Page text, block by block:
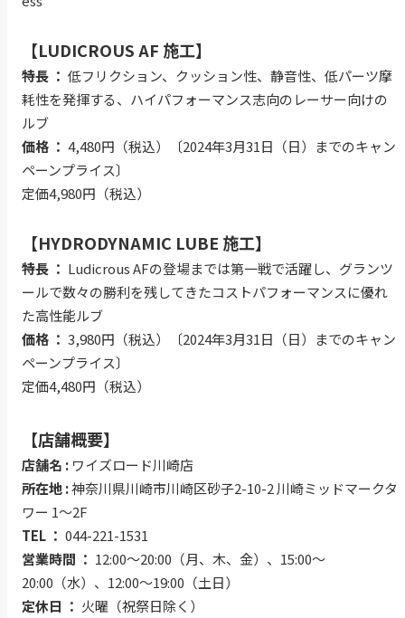
【LUDICROUS AF 施工】
特長 ： 低フリクション、クッション性、静音性、低パーツ摩
耗性を発揮する、ハイパフォーマンス志向のレーサー向けの
ルブ
価格 ： 4,480円（税込）〔2024年3月31日（日）までのキャン
ペーンプライス〕
定価4,980円（税込）
【HYDRODYNAMIC LUBE 施工】
特長 ： Ludicrous AFの登場までは第一戦で活躍し、グランツ
ールで数々の勝利を残してきたコストパフォーマンスに優れ
た高性能ルブ
価格 ： 3,980円（税込）〔2024年3月31日（日）までのキャン
ペーンプライス〕
定価4,480円（税込）
【店舗概要】
店舗名 : ワイズロード川崎店
所在地 :神奈川県川崎市川崎区砂子2-10-2 川崎ミッドマークタ
ワー 1～2F
TEL ： 044-221-1531
営業時間 ： 12:00～20:00（月、木、金）、15:00～
20:00（水）、12:00～19:00（土日）
定休日 ： 火曜（祝祭日除く）